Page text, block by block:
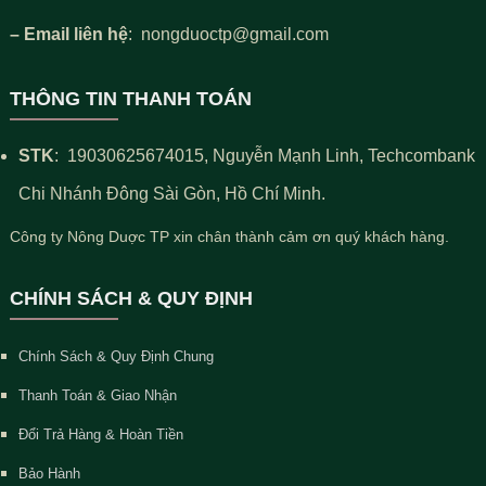
– Email liên hệ: nongduoctp@gmail.com
THÔNG TIN THANH TOÁN
STK: 19030625674015, Nguyễn Mạnh Linh, Techcombank
Chi Nhánh Đông Sài Gòn, Hồ Chí Minh.
Công ty Nông Duợc TP xin chân thành cảm ơn quý khách hàng.
CHÍNH SÁCH & QUY ĐỊNH
Chính Sách & Quy Định Chung
Thanh Toán & Giao Nhận
Đổi Trả Hàng & Hoàn Tiền
Bảo Hành